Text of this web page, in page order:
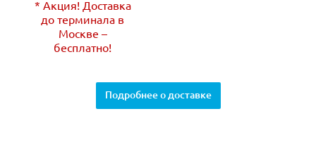
* Акция! Доставка
до терминала в
Москве –
бесплатно!
Подробнее о доставке